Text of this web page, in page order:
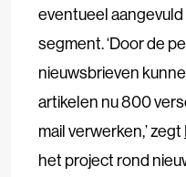
eventueel
segment. ‘Door de
nieuwsbrieven
artikelen nu 800
mail verwerken,’ zegt
het project rond